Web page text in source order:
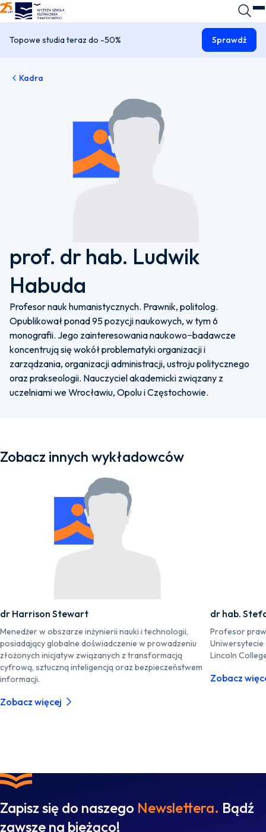
WSKZ - strona główna
Topowe studia teraz do -50% Sprawdź
Kadra
prof. dr hab. Ludwik
Habuda
Profesor nauk humanistycznych. Prawnik, politolog.
Opublikował ponad 95 pozycji naukowych, w tym 6
monografii. Jego zainteresowania naukowo−badawcze
koncentrują się wokół problematyki organizacji i
zarządzania, organizacji administracji, ustroju politycznego
oraz prakseologii. Nauczyciel akademicki związany z
uczelniami we Wrocławiu, Opolu i Częstochowie.
Zobacz innych wykładowców
dr Harrison Stewart
Menedżer w obszarze inżynierii nauki i technologii,
posiadający globalne doświadczenie w prowadzeniu
złożonych inicjatyw związanych z transformacją
cyfrową, sztuczną inteligencją oraz bezpieczeństwem
informacji.
Zobacz więcej
dr hab.
Profesor
Lincoln
Zobacz
Zapisz się do naszego Newslettera. Bądź
zawsze na bieżąco!